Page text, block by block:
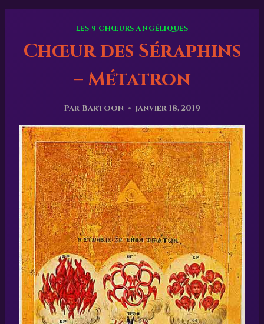
LES 9 CHŒURS ANGÉLIQUES
Chœur des Séraphins
– Métatron
Par Bartoon janvier 18, 2019